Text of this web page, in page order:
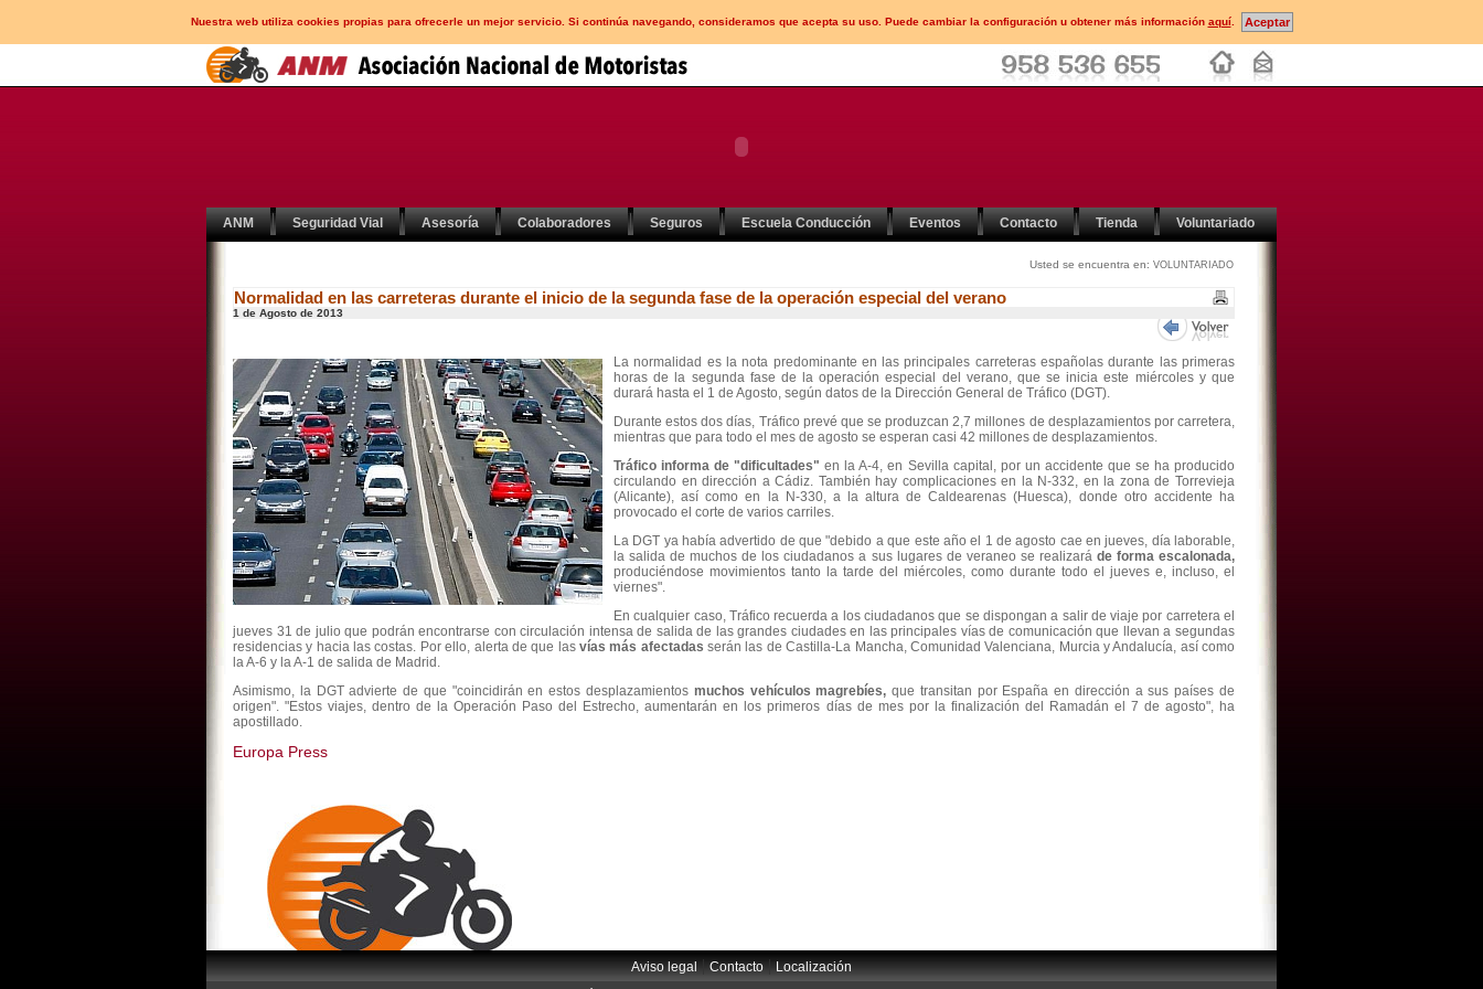
Nuestra web utiliza cookies propias para ofrecerle un mejor servicio. Si continúa navegando, consideramos que acepta su uso. Puede cambiar la configuración u obtener más información aquí.
ANM Seguridad Vial Asesoría Colaboradores Seguros Escuela Conducción Eventos Contacto Tienda Voluntariado
Usted se encuentra en: VOLUNTARIADO
Normalidad en las carreteras durante el inicio de la segunda fase de la operación especial del verano
1 de Agosto de 2013
La normalidad es la nota predominante en las principales carreteras españolas durante las primeras
horas de la segunda fase de la operación especial del verano, que se inicia este miércoles y que
durará hasta el 1 de Agosto, según datos de la Dirección General de Tráfico (DGT).
Durante estos dos días, Tráfico prevé que se produzcan 2,7 millones de desplazamientos por carretera,
mientras que para todo el mes de agosto se esperan casi 42 millones de desplazamientos.
Tráfico informa de "dificultades" en la A-4, en Sevilla capital, por un accidente que se ha producido
circulando en dirección a Cádiz. También hay complicaciones en la N-332, en la zona de Torrevieja
(Alicante), así como en la N-330, a la altura de Caldearenas (Huesca), donde otro accidente ha
provocado el corte de varios carriles.
La DGT ya había advertido de que "debido a que este año el 1 de agosto cae en jueves, día laborable,
la salida de muchos de los ciudadanos a sus lugares de veraneo se realizará de forma escalonada,
produciéndose movimientos tanto la tarde del miércoles, como durante todo el jueves e, incluso, el
viernes".
En cualquier caso, Tráfico recuerda a los ciudadanos que se dispongan a salir de viaje por carretera el
jueves 31 de julio que podrán encontrarse con circulación intensa de salida de las grandes ciudades en las principales vías de comunicación que llevan a segundas
residencias y hacia las costas. Por ello, alerta de que las vías más afectadas serán las de Castilla-La Mancha, Comunidad Valenciana, Murcia y Andalucía, así como
la A-6 y la A-1 de salida de Madrid.
Asimismo, la DGT advierte de que "coincidirán en estos desplazamientos muchos vehículos magrebíes, que transitan por España en dirección a sus países de
origen". "Estos viajes, dentro de la Operación Paso del Estrecho, aumentarán en los primeros días de mes por la finalización del Ramadán el 7 de agosto", ha
apostillado.
Europa Press
Aviso legal|Contacto|Localización